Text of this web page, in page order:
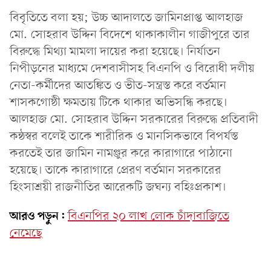
বিবৃতিতে বলা হয়; উচ্চ আদালতে জামিনপ্রাপ্ত আলহাজ
মো. সোহরাব উদ্দিন বিদেশে থাকাকালীন গাজীপুরে তার
বিরুদ্ধে মিথ্যা মামলা দায়ের করা হয়েছে। নির্যাতন
নিপীড়নের মাধ্যমে দেশবাসীসহ বিএনপি ও বিরোধী দলীয়
নেতা-কর্মীদের আতঙ্কিত ও ভীত-সন্ত্রস্ত করে বর্তমান
শাসকগোষ্ঠী ক্ষমতায় টিকে থাকার অভিসন্ধি করছে।
আলহাজ মো. সোহরাব উদ্দিন সরকারের বিরুদ্ধে প্রতিবাদী
কন্ঠস্বর বলেই তাকে শারীরিক ও মানসিকভাবে বিপর্যস্ত
করতেই তার জামিন নামঞ্জুর করে কারাগারে পাঠানো
হয়েছে। তাকে কারাগারে প্রেরণ বর্তমান সরকারের
হিংসাশ্রয়ী রাজনীতির আরেকটি জঘন্য বহিঃপ্রকাশ।
আরও পড়ুন: বিএনপির ২০ লাখ লোক চাঁদাবাজিতে
নেমেছে